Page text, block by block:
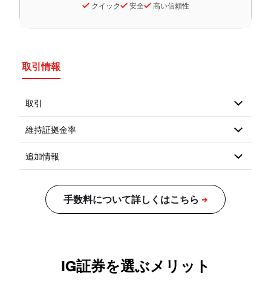
クイック 安全 高い信頼性
取引情報
IG証券を選ぶメリット